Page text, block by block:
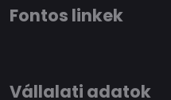
Fontos linkek
Vállalati adatok